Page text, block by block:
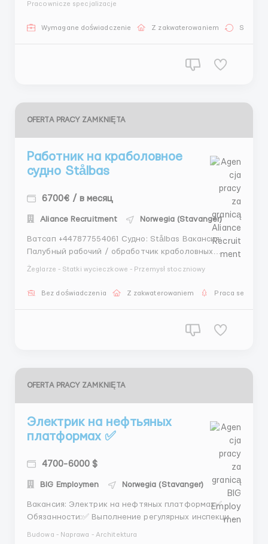
Компания по обслуживанию и ремонту дорог. 📍
Pracownicze specjalizacje
Wymagane doświadczenie Z zakwaterowaniem Stała
OFERTA PRACY ZAMKNIĘTA
Работник на краболовное
судно Stålbas
6700€ / в месяц
Aliance Recruitment Norwegia (Stavanger)
Ватсап +447877554061 Судно: Stålbas Вакансия:
Палубный рабочий / обработчик краболовных
ловушек (Deckhand) Контракт: Норвегия Район
палубе в ходе промыслового рейса. Основная
Żeglarze - Statki wycieczkowe - Przemysł stoczniowy
Bez doświadczenia Z zakwaterowaniem Praca
OFERTA PRACY ZAMKNIĘTA
Электрик на нефтьяных
платформах ✅
4700-6000 $
BIG Employmen Norwegia (Stavanger)
Вакансия: Электрик на нефтяных платформах✅
Обязанности:✅ Выполнение регулярных инспекций
Budowa - Naprawa - Architektura